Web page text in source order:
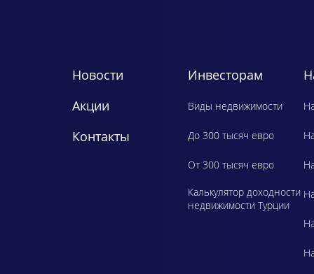
Новости
Акции
Контакты
Инвесторам
Виды недвижимости
До 300 тысяч евро
От 300 тысяч евро
Калькулятор доходности
недвижимости Турции